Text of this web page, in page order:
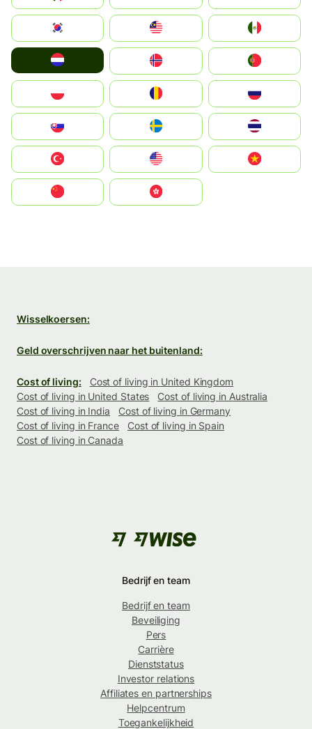
South Korea
United States
中國香港特別行政區
Wisselkoersen:
Geld overschrijven naar het buitenland:
Cost of living:
Cost of living in United Kingdom
Cost of living in United States
Cost of living in Australia
Cost of living in India
Cost of living in Germany
Cost of living in France
Cost of living in Spain
Cost of living in Canada
Bedrijf en team
Bedrijf en team
Beveiliging
Pers
Carrière
Dienststatus
Investor relations
Affiliates en partnerships
Helpcentrum
Toegankelijkheid